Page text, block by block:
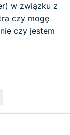
w związku z
czy mogę
czy jestem